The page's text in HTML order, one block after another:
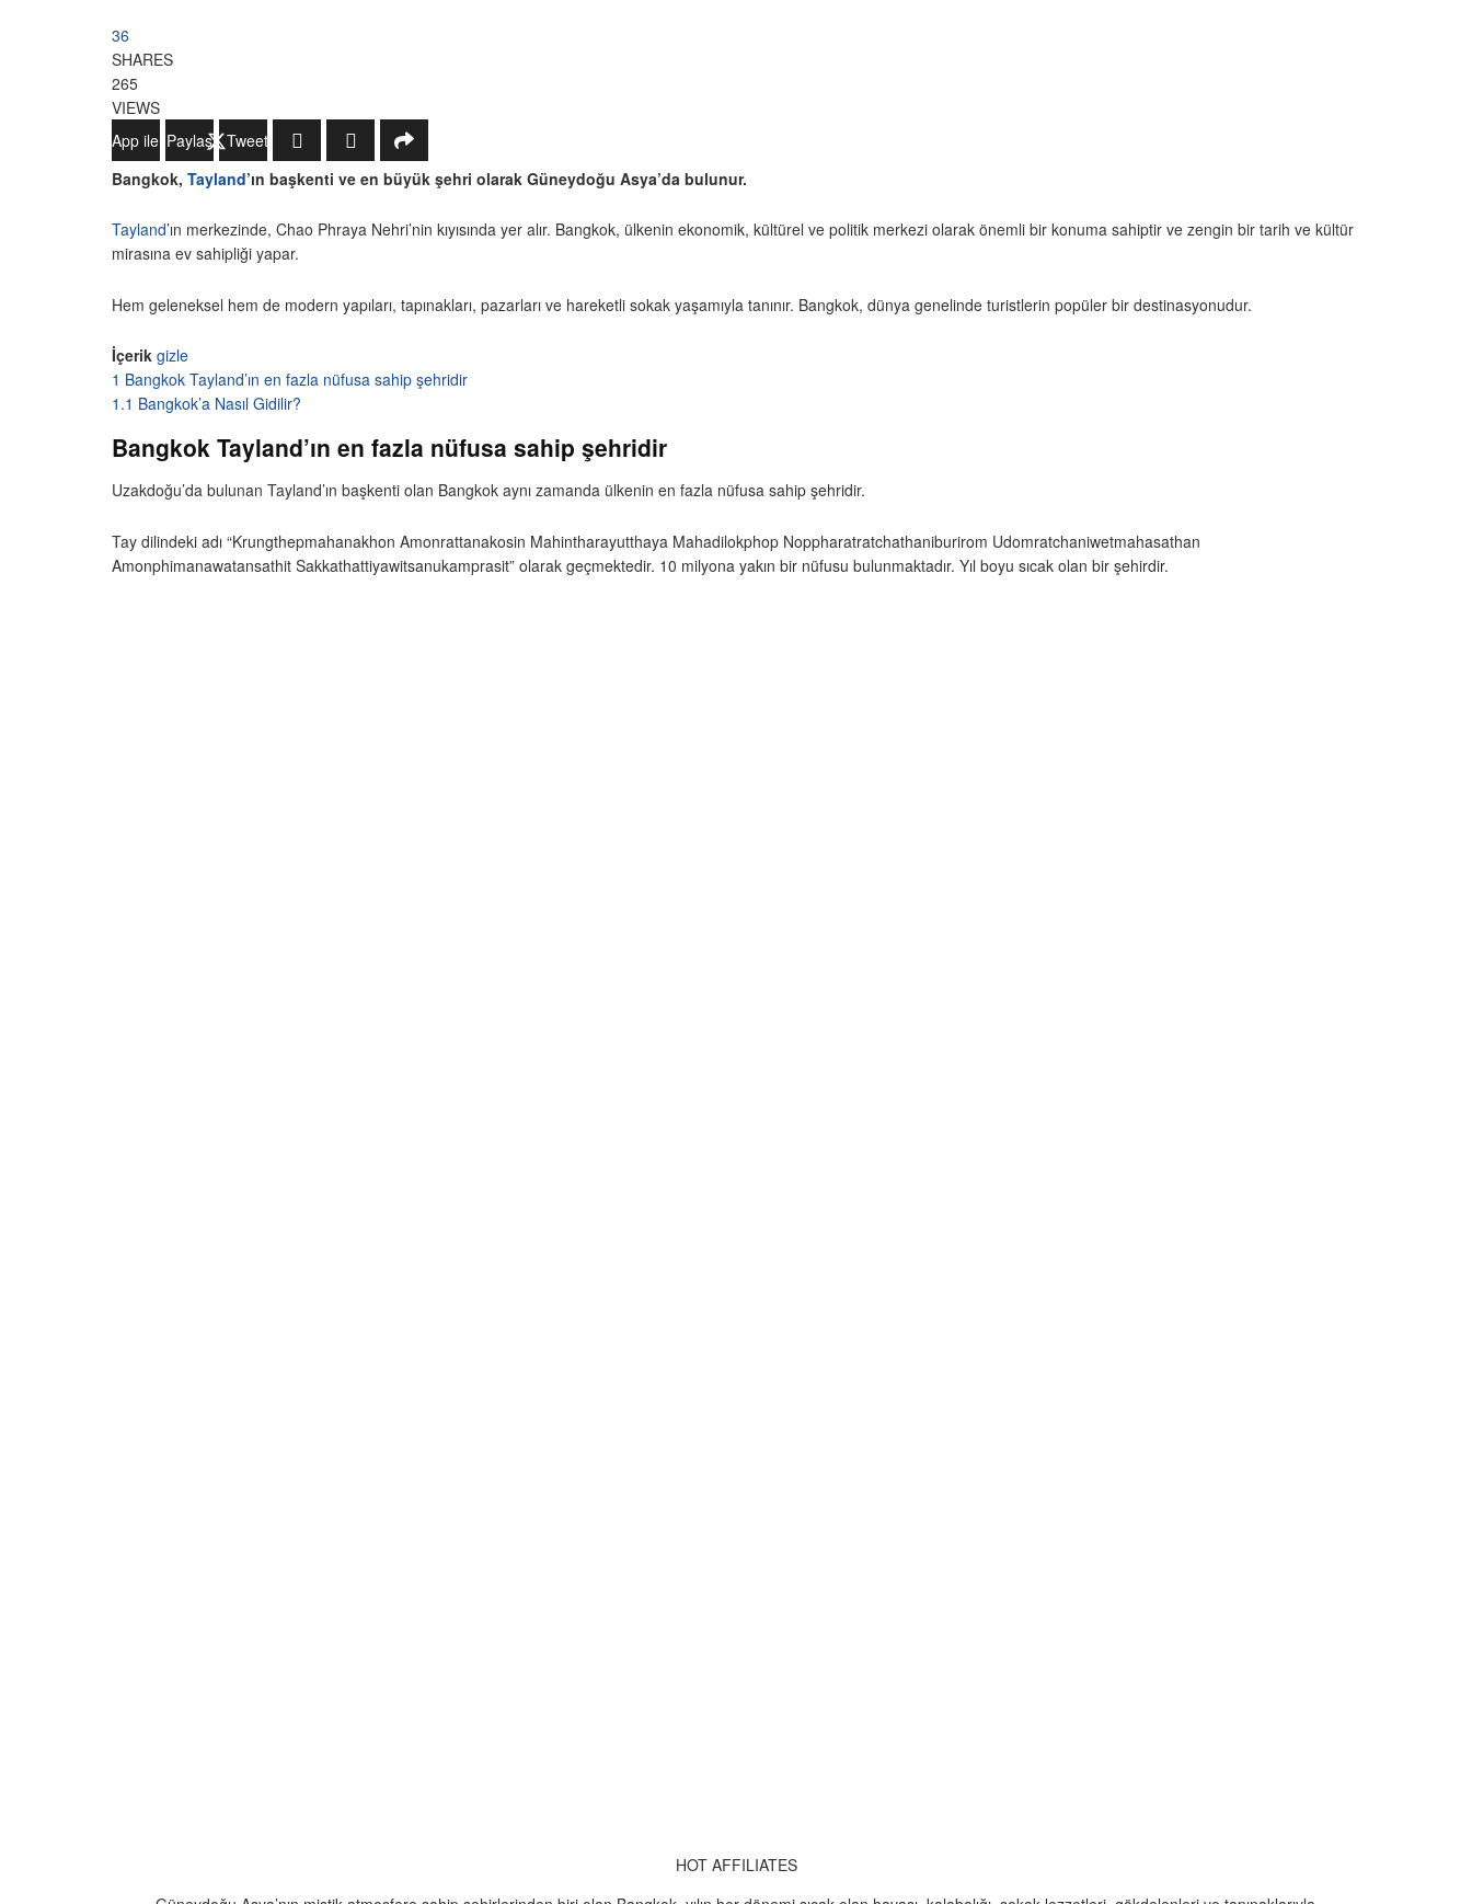
36
SHARES
265
VIEWS
WhatsApp ile Gönder
Paylaş
Tweetle
Bangkok, Tayland’ın başkenti ve en büyük şehri olarak Güneydoğu Asya’da bulunur.
Tayland’ın merkezinde, Chao Phraya Nehri’nin kıyısında yer alır. Bangkok, ülkenin ekonomik, kültürel ve politik merkezi olarak önemli bir konuma sahiptir ve zengin bir tarih ve kültür
mirasına ev sahipliği yapar.
Hem geleneksel hem de modern yapıları, tapınakları, pazarları ve hareketli sokak yaşamıyla tanınır. Bangkok, dünya genelinde turistlerin popüler bir destinasyonudur.
İçerik gizle
1 Bangkok Tayland’ın en fazla nüfusa sahip şehridir
1.1 Bangkok’a Nasıl Gidilir?
Bangkok Tayland’ın en fazla nüfusa sahip şehridir
Uzakdoğu’da bulunan Tayland’ın başkenti olan Bangkok aynı zamanda ülkenin en fazla nüfusa sahip şehridir.
Tay dilindeki adı “Krungthepmahanakhon Amonrattanakosin Mahintharayutthaya Mahadilokphop Noppharatratchathaniburirom Udomratchaniwetmahasathan
Amonphimanawatansathit Sakkathattiyawitsanukamprasit” olarak geçmektedir. 10 milyona yakın bir nüfusu bulunmaktadır. Yıl boyu sıcak olan bir şehirdir.
HOT AFFILIATES